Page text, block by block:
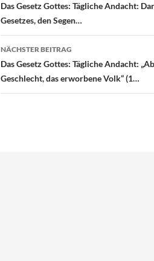
Das Gesetz Gottes: Tägliche Andacht:
Gesetzes, den Segen…
NÄCHSTER BEITRAG
Das Gesetz Gottes: Tägliche Andacht:
Geschlecht, das erworbene Volk“ (1…